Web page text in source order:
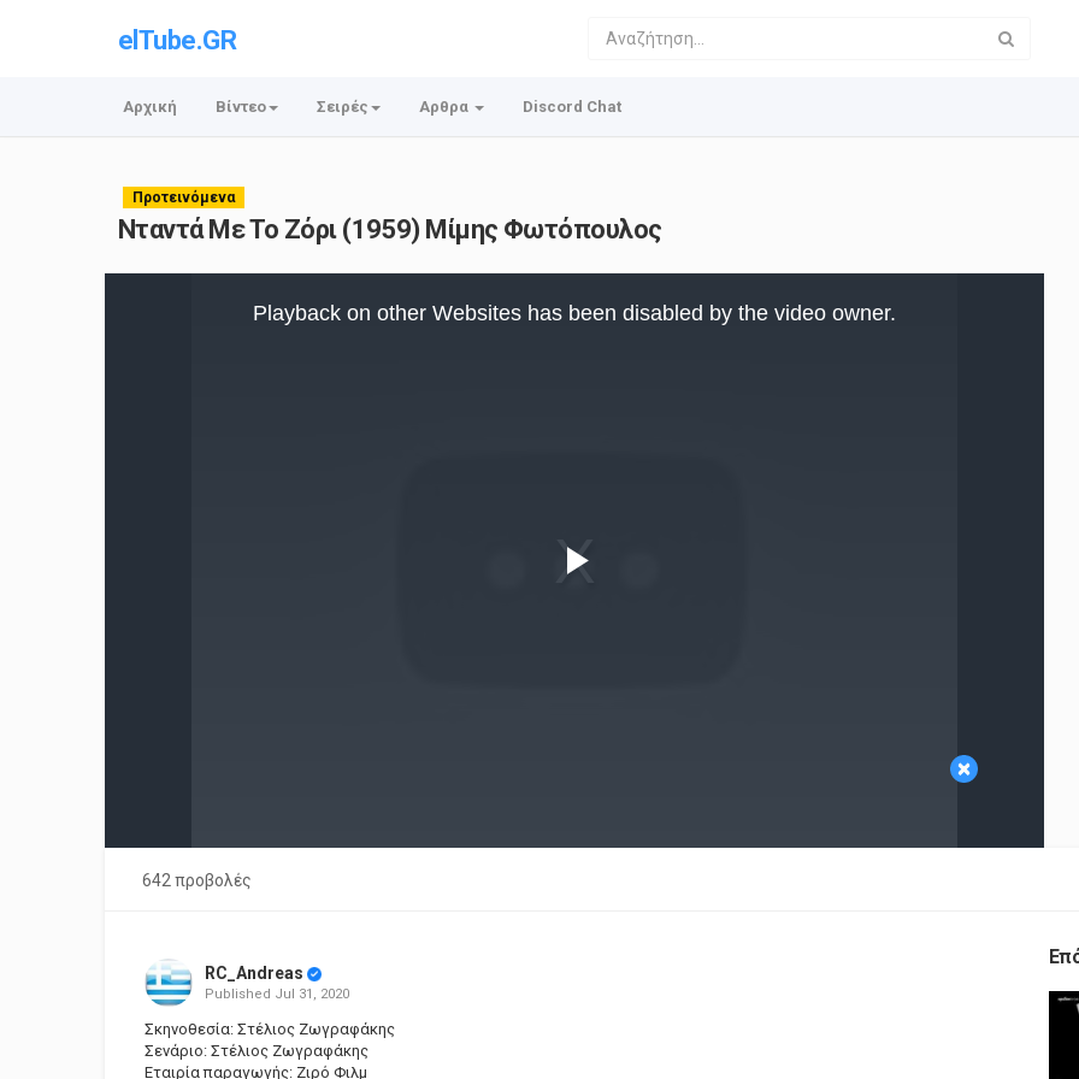
elTube.GR
Αρχική Βίντεο Σειρές Αρθρα Discord Chat
Προτεινόμενα
Νταντά Με Το Ζόρι (1959) Μίμης Φωτόπουλος
×
Playback on other Websites has been disabled by the video owner.
642 προβολές
RC_Andreas
Published Jul 31, 2020
Σκηνοθεσία: Στέλιος Ζωγραφάκης
Σενάριο: Στέλιος Ζωγραφάκης
Εταιρία παραγωγής: Ζιρό Φιλμ